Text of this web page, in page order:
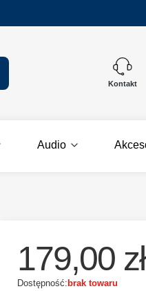
Kontakt
Audio
179,00 zł
Dostępność: brak towaru